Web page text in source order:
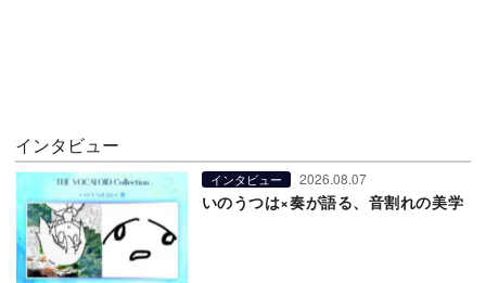
インタビュー
インタビュー 2026.08.07
いのうつは×奏が語る、音割れの美学